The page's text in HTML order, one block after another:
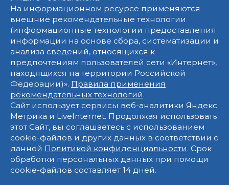
На информационном ресурсе применяются
внешние рекомендательные технологии
(информационные технологии предоставления
информации на основе сбора, систематизации и
анализа сведений, относящихся к
предпочтениям пользователей сети «Интернет»,
находящихся на территории Российской
Федерации)». Правила применения
рекомендательных технологий.
Сайт использует сервисы веб-аналитики Яндекс
Метрика и LiveInternet. Продолжая использовать
этот Сайт, вы соглашаетесь с использованием
cookie-файлов и других данных в соответствии с
данной Политикой конфиденциальности. Срок
обработки персональных данных при помощи
cookie-файлов составляет 14 дней.